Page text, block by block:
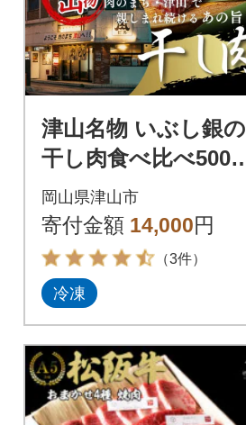
津山名物 いぶし銀の
干し肉食べ比べ500g
(モモ・ひわら) 津山
に伝わる独自の文化
で育った加工肉
岡山県津山市
寄付金額 14,000円
（3件）
冷凍